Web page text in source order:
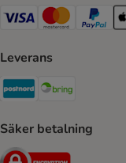
VISA Payment Method
MastercardPaypal
Leverans
Postnord
Säker betalning
Security